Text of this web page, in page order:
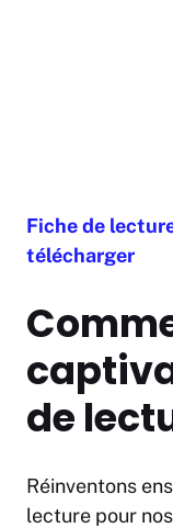
Fiche de
télécharger
de
Réinventons
lecture pour